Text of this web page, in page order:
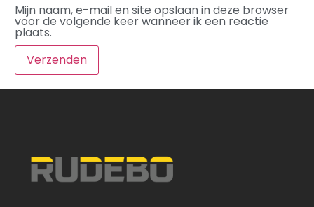
Mijn naam, e-mail en site opslaan in deze browser
voor de volgende keer wanneer ik een reactie
plaats.